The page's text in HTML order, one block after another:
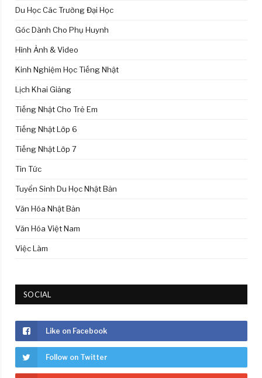
Du Học Các Trường Đại Học
Góc Dành Cho Phụ Huynh
Hình Ảnh & Video
Kinh Nghiệm Học Tiếng Nhật
Lịch Khai Giảng
Tiếng Nhật Cho Trẻ Em
Tiếng Nhật Lớp 6
Tiếng Nhật Lớp 7
Tin Tức
Tuyển Sinh Du Học Nhật Bản
Văn Hóa Nhật Bản
Văn Hóa Việt Nam
Việc Làm
SOCIAL
Like on Facebook
Follow on Twitter